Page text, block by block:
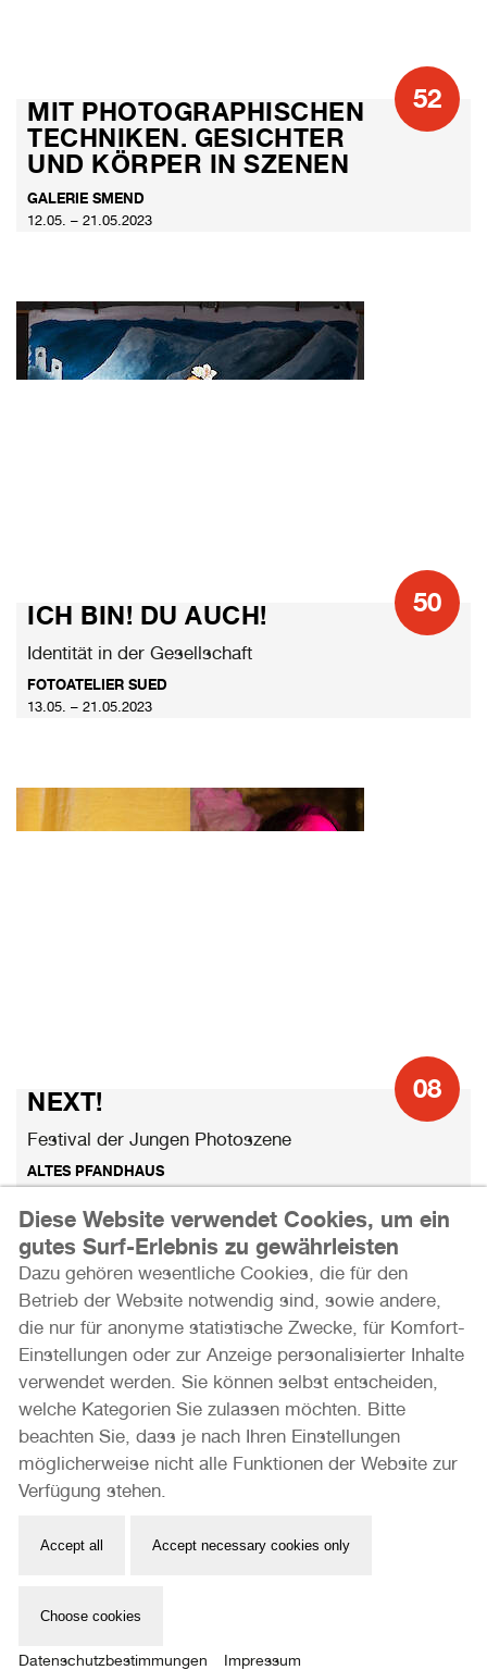
52
MIT PHOTOGRAPHISCHEN
TECHNIKEN. GESICHTER
UND KÖRPER IN SZENEN
GALERIE SMEND
12.05. – 21.05.2023
50
ICH BIN! DU AUCH!
Identität in der Gesellschaft
FOTOATELIER SUED
13.05. – 21.05.2023
08
NEXT!
Festival der Jungen Photoszene
ALTES PFANDHAUS
ATELIER ANNA E. STÄRK
Diese Website verwendet Cookies, um ein
gutes Surf-Erlebnis zu gewährleisten
Dazu gehören wesentliche Cookies, die für den
Betrieb der Website notwendig sind, sowie andere,
die nur für anonyme statistische Zwecke, für Komfort-
Einstellungen oder zur Anzeige personalisierter Inhalte
verwendet werden. Sie können selbst entscheiden,
welche Kategorien Sie zulassen möchten. Bitte
beachten Sie, dass je nach Ihren Einstellungen
möglicherweise nicht alle Funktionen der Website zur
Verfügung stehen.
Accept all Accept necessary cookies only
Choose cookies
Datenschutzbestimmungen Impressum